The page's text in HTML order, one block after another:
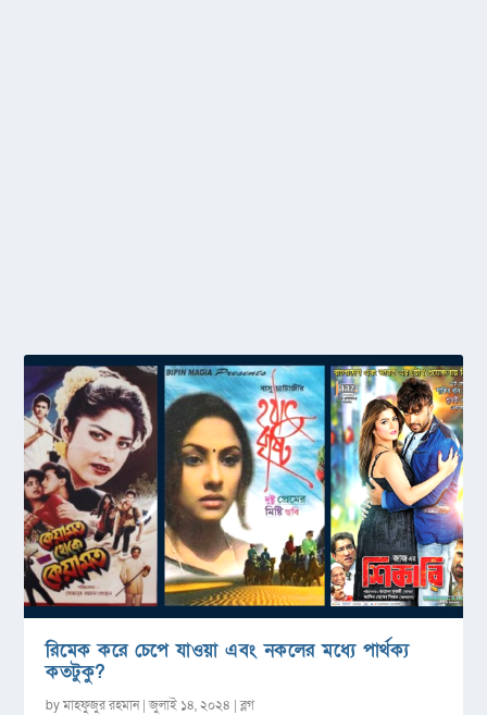
রিমেক করে চেপে যাওয়া এবং নকলের মধ্যে পার্থক্য
কতটুকু?
byমাহফুজুর রহমান|জুলাই ১৪, ২০২৪ |ব্লগ